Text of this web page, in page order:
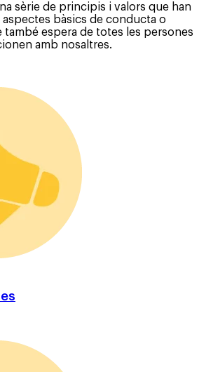
sèrie de principis i valors que han
bàsics de conducta o
espera de totes les persones
amb nosaltres.